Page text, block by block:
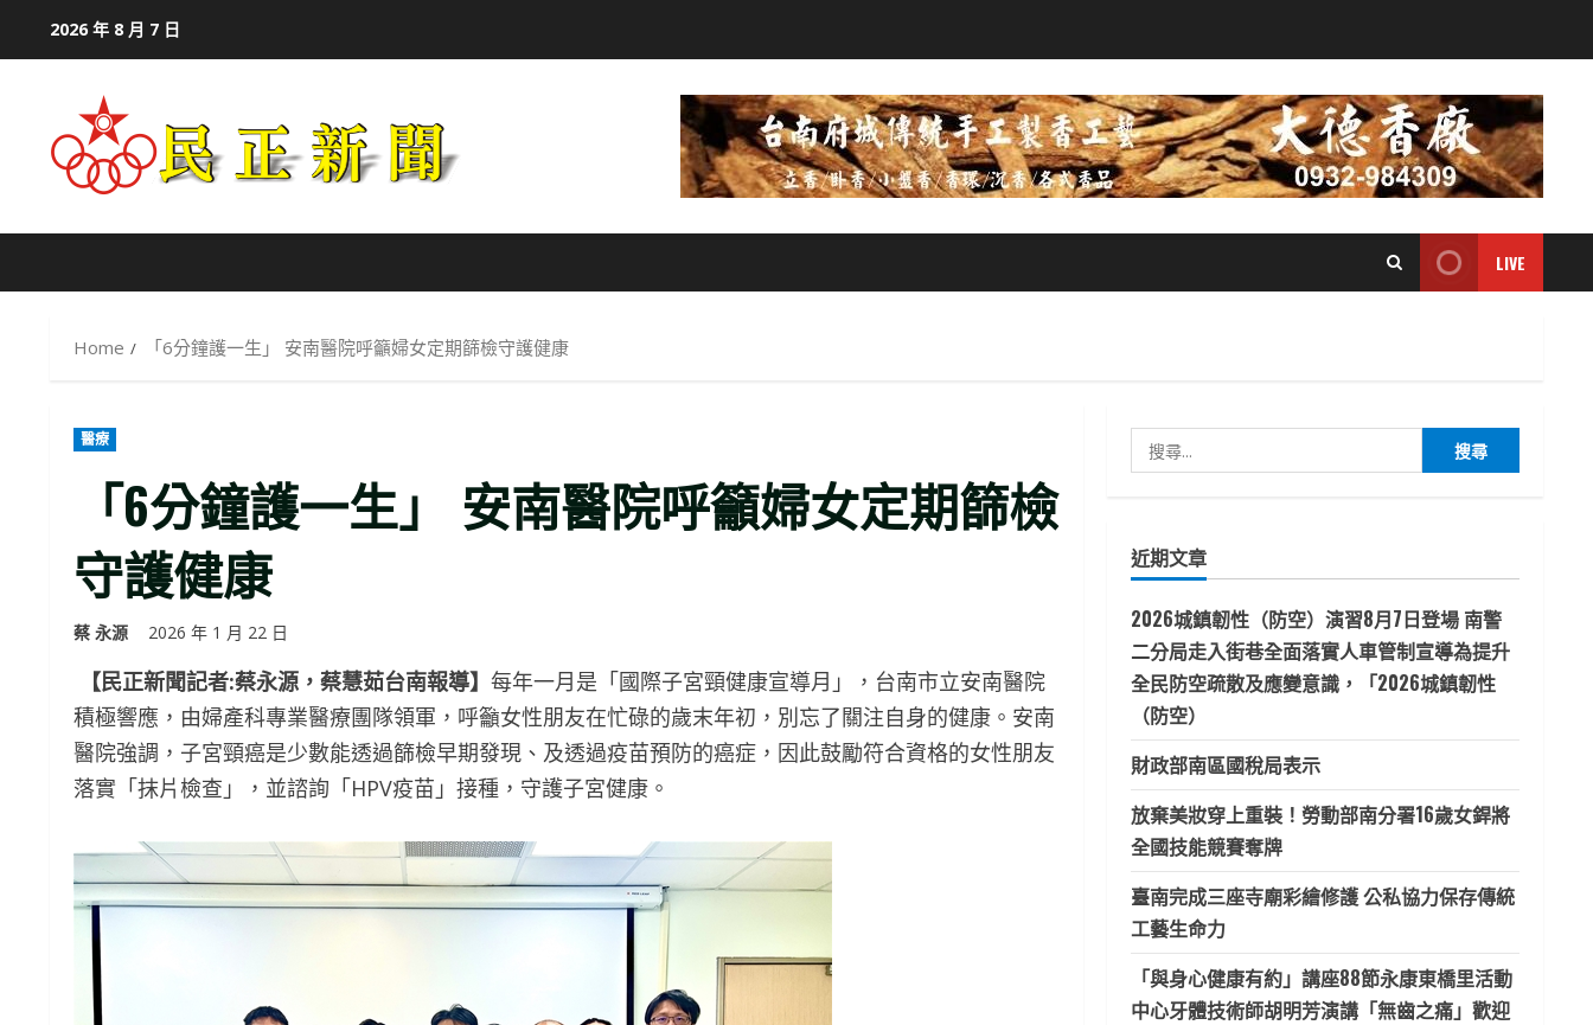
2026 年 8 月 7 日
LIVE
Home 「6分鐘護一生」 安南醫院呼籲婦女定期篩檢守護健康
醫療
「6分鐘護一生」 安南醫院呼籲婦女定期篩檢
守護健康
蔡 永源 2026 年 1 月 22 日
【民正新聞記者:蔡永源，蔡慧茹台南報導】 每年一月是「國際子宮頸健康宣導月」，台南市立安南醫院
積極響應，由婦產科專業醫療團隊領軍，呼籲女性朋友在忙碌的歲末年初，別忘了關注自身的健康。安南
醫院強調，子宮頸癌是少數能透過篩檢早期發現、及透過疫苗預防的癌症，因此鼓勵符合資格的女性朋友
落實「抹片檢查」，並諮詢「HPV疫苗」接種，守護子宮健康。
尋
字:
近期文章
2026城鎮韌性（防空）演習8月7日登場 南警
二分局走入街巷全面落實人車管制宣導為提升
全民防空疏散及應變意識，「2026城鎮韌性
（防空）
財政部南區國稅局表示
放棄美妝穿上重裝！勞動部南分署16歲女銲將
全國技能競賽奪牌
臺南完成三座寺廟彩繪修護 公私協力保存傳統
工藝生命力
「與身心健康有約」講座88節永康東橋里活動
中心牙體技術師胡明芳演講「無齒之痛」歡迎